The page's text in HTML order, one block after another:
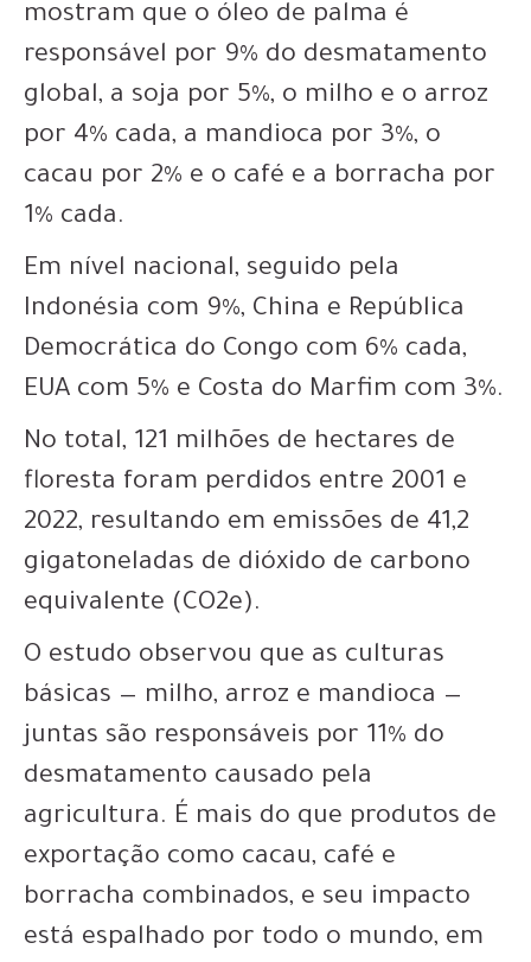
mostram que o óleo de palma é
responsável por 9% do desmatamento
global, a soja por 5%, o milho e o arroz
por 4% cada, a mandioca por 3%, o
cacau por 2% e o café e a borracha por
1% cada.
Em nível nacional, seguido pela
Indonésia com 9%, China e República
Democrática do Congo com 6% cada,
EUA com 5% e Costa do Marfim com 3%.
No total, 121 milhões de hectares de
floresta foram perdidos entre 2001 e
2022, resultando em emissões de 41,2
gigatoneladas de dióxido de carbono
equivalente (CO2e).
O estudo observou que as culturas
básicas — milho, arroz e mandioca —
juntas são responsáveis por 11% do
desmatamento causado pela
agricultura. É mais do que produtos de
exportação como cacau, café e
borracha combinados, e seu impacto
está espalhado por todo o mundo, em